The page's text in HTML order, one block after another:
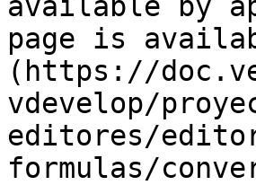
page is
(https://
vdevelop/
editores/
formulas/